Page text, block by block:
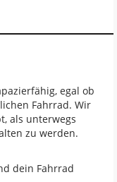
egal ob
Fahrrad. Wir
als unterwegs
zu werden.
dein Fahrrad